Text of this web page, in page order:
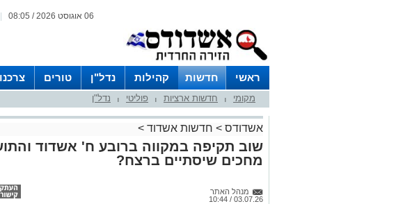
06 אוגוסט 2026 / 08:05
ראשי חדשות קהילות נדל"ן טורים
מקומי חדשות ארציות פוליטי נדל"ן
אשדודס > חדשות אשדוד >
שוב תקיפה במקווה ברובע ח' אשדוד
מחכים שיסתיים ברצח?
מנהל האתר
03.07.26 / 10:44